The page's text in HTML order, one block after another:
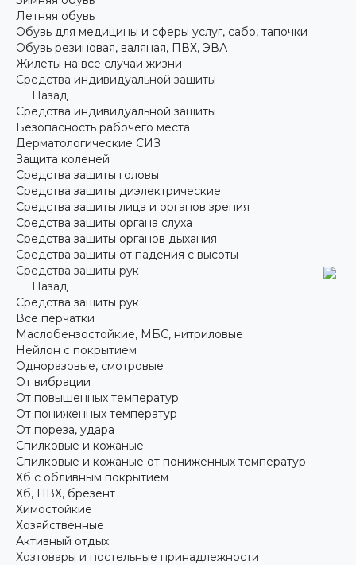
Летняя обувь
Обувь для медицины и сферы услуг, сабо, тапочки
Обувь резиновая, валяная, ПВХ, ЭВА
Жилеты на все случаи жизни
Средства индивидуальной защиты
Назад
Средства индивидуальной защиты
Безопасность рабочего места
Дерматологические СИЗ
Защита коленей
Средства защиты головы
Средства защиты диэлектрические
Средства защиты лица и органов зрения
Средства защиты органа слуха
Средства защиты органов дыхания
Средства защиты от падения с высоты
Средства защиты рук
Назад
Средства защиты рук
Все перчатки
Маслобензостойкие, МБС, нитриловые
Нейлон с покрытием
Одноразовые, смотровые
От вибрации
От повышенных температур
От пониженных температур
От пореза, удара
Спилковые и кожаные
Спилковые и кожаные от пониженных температур
Хб с обливным покрытием
Хб, ПВХ, брезент
Химостойкие
Хозяйственные
Активный отдых
Хозтовары и постельные принадлежности